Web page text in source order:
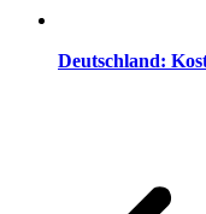
Deutschland: